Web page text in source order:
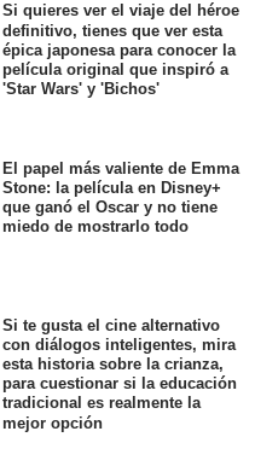
Si quieres ver el viaje del héroe
definitivo, tienes que ver esta
épica japonesa para conocer la
película original que inspiró a
'Star Wars' y 'Bichos'
El papel más valiente de Emma
Stone: la película en Disney+
que ganó el Oscar y no tiene
miedo de mostrarlo todo
Si te gusta el cine alternativo
con diálogos inteligentes, mira
esta historia sobre la crianza,
para cuestionar si la educación
tradicional es realmente la
mejor opción